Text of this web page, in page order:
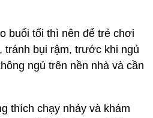
buổi tối thì nên để trẻ chơi
tránh bụi rậm, trước khi ngủ
ngủ trên nền nhà và cần
thích chạy nhảy và khám